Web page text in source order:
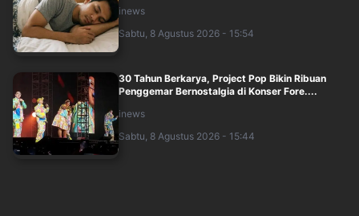
inews
Sabtu, 8 Agustus 2026 - 15:54
30 Tahun Berkarya, Project Pop Bikin Ribuan
Penggemar Bernostalgia di Konser Fore....
inews
Sabtu, 8 Agustus 2026 - 15:44